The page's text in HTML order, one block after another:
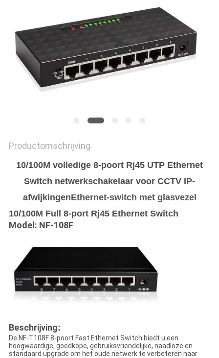
Productomschrijving
10/100M volledige 8-poort Rj45 UTP Ethernet
Switch netwerkschakelaar voor CCTV IP-
afwijkingenEthernet-switch met glasvezel
10/100M Full 8-port Rj45 Ethernet Switch
Model: NF-108F
Beschrijving:
De NF-T108F 8-poort Fast Ethernet Switch biedt u een
hoogwaardige, goedkope, gebruiksvriendelijke, naadloze en
standaard upgrade om het oude netwerk te verbeteren naar